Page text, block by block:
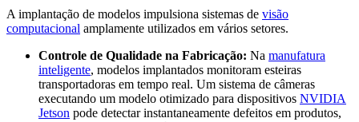
A implantação de modelos impulsiona sistemas de visão
computacional amplamente utilizados em vários setores.
Controle de Qualidade na Fabricação: Na manufatura
inteligente, modelos implantados monitoram esteiras
transportadoras em tempo real. Um sistema de câmeras
executando um modelo otimizado para dispositivos NVIDIA
Jetson pode detectar instantaneamente defeitos em produtos,